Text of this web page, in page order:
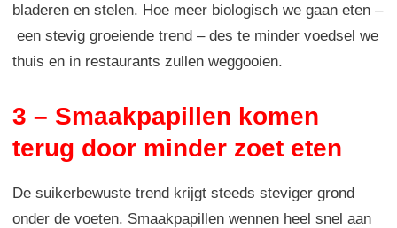
bladeren en stelen. Hoe meer biologisch we gaan eten –
een stevig groeiende trend – des te minder voedsel we
thuis en in restaurants zullen weggooien.
3 – Smaakpapillen komen
terug door minder zoet eten
De suikerbewuste trend krijgt steeds steviger grond
onder de voeten. Smaakpapillen wennen heel snel aan